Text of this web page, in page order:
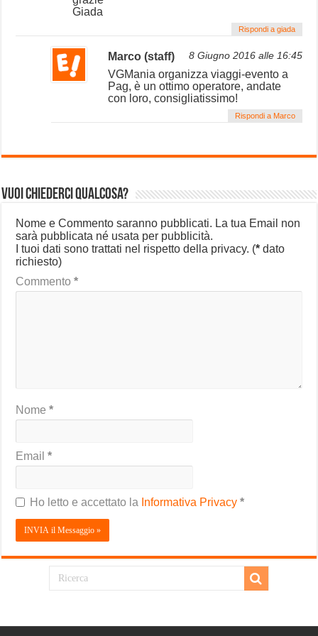
Giada
Rispondi a giada
Marco (staff) 8 Giugno 2016 alle 16:45
VGMania organizza viaggi-evento a
Pag, è un ottimo operatore, andate
con loro, consigliatissimo!
Rispondi a Marco
Vuoi chiederci qualcosa?
Nome e Commento saranno pubblicati. La tua Email non
sarà pubblicata né usata per pubblicità.
I tuoi dati sono trattati nel rispetto della privacy. (* dato
richiesto)
Commento*
Nome*
Email*
Ho letto e accettato la Informativa Privacy*